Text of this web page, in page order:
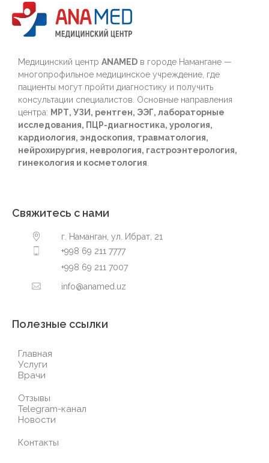
Медицинский центр ANAMED в городе Намангане —
многопрофильное медицинское учреждение, где
пациенты могут пройти диагностику и получить
консультации специалистов. Основные направления
центра: МРТ, УЗИ, рентген, ЭЭГ, лабораторные
исследования, ПЦР-диагностика, урология,
кардиология, эндоскопия, травматология,
нейрохирургия, неврология, гастроэнтерология,
гинекология и косметология
Свяжитесь с нами
г. Наманган, ул. Ибрат, 21
+998 69 211 7777
+998 69 211 7007
info@anamed.uz
Полезные ссылки
Главная
Услуги
Врачи
Отзывы
Telegram-канал
Новости
Контакты